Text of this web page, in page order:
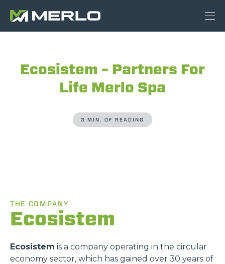
Ecosistem – Partners For
Life Merlo Spa
3 MIN. OF READING
THE COMPANY
Ecosistem
Ecosistem is a company operating in the circular
economy sector, which has gained over 30 years of